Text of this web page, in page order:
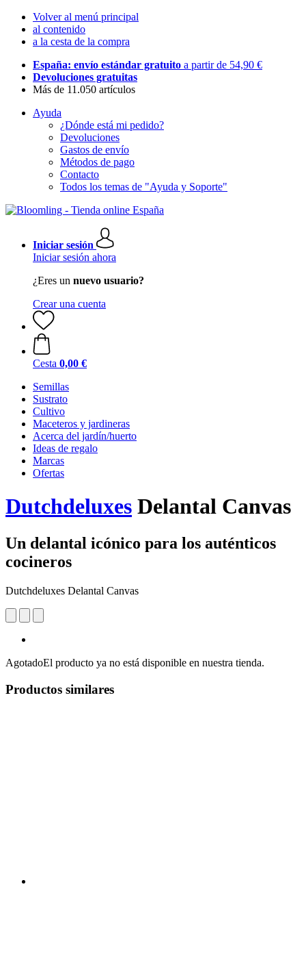
Volver al menú principal
al contenido
a la cesta de la compra
España: envío estándar gratuito a partir de 54,90 €
Devoluciones gratuitas
Más de 11.050 artículos
Ayuda
¿Dónde está mi pedido?
Devoluciones
Gastos de envío
Métodos de pago
Contacto
Todos los temas de "Ayuda y Soporte"
Iniciar sesión
Iniciar sesión ahora
¿Eres un nuevo usuario?
Crear una cuenta
Cesta 0,00 €
Semillas
Sustrato
Cultivo
Maceteros y jardineras
Acerca del jardín/huerto
Ideas de regalo
Marcas
Ofertas
Dutchdeluxes Delantal Canvas
Un delantal icónico para los auténticos
cocineros
Dutchdeluxes Delantal Canvas
AgotadoEl producto ya no está disponible en nuestra tienda.
Productos similares